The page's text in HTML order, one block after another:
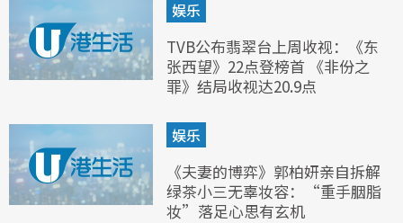
娱乐
TVB公布翡翠台上周收视：《东
张西望》22点登榜首 《非份之
罪》结局收视达20.9点
娱乐
《夫妻的博弈》郭柏妍亲自拆解
绿茶小三无辜妆容：“重手胭脂
妆”落足心思有玄机